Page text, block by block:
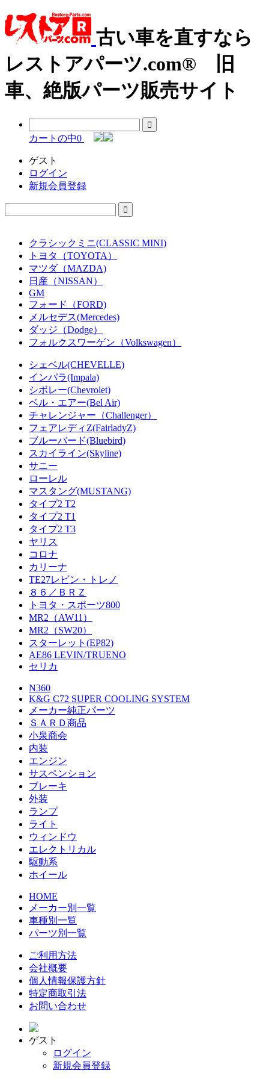
古い車を直すなら
レストアパーツ.com® 旧
車、絶版パーツ販売サイト
カートの中0
ゲスト
ログイン
新規会員登録
クラシックミニ(CLASSIC MINI)
トヨタ（TOYOTA）
マツダ（MAZDA)
日産（NISSAN）
GM
フォード（FORD)
メルセデス(Mercedes)
ダッジ（Dodge）
フォルクスワーゲン（Volkswagen）
シェベル(CHEVELLE)
インパラ(Impala)
シボレー(Chevrolet)
ベル・エアー(Bel Air)
チャレンジャー（Challenger）
フェアレディZ(FairladyZ)
ブルーバード(Bluebird)
スカイライン(Skyline)
サニー
ローレル
マスタング(MUSTANG)
タイプ2 T2
タイプ2 T1
タイプ2 T3
ヤリス
コロナ
カリーナ
TE27レビン・トレノ
８６／ＢＲＺ
トヨタ・スポーツ800
MR2（AW11）
MR2（SW20）
スターレット(EP82)
AE86 LEVIN/TRUENO
セリカ
N360
K&G C72 SUPER COOLING SYSTEM
メーカー純正パーツ
ＳＡＲＤ商品
小泉商会
内装
エンジン
サスペンション
ブレーキ
外装
ランプ
ライト
ウィンドウ
エレクトリカル
駆動系
ホイール
HOME
メーカー別一覧
車種別一覧
パーツ別一覧
ご利用方法
会社概要
個人情報保護方針
特定商取引法
お問い合わせ
ゲスト
ログイン
新規会員登録